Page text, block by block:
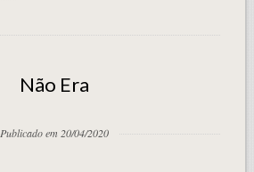
Não Era
Publicado em 20/04/2020